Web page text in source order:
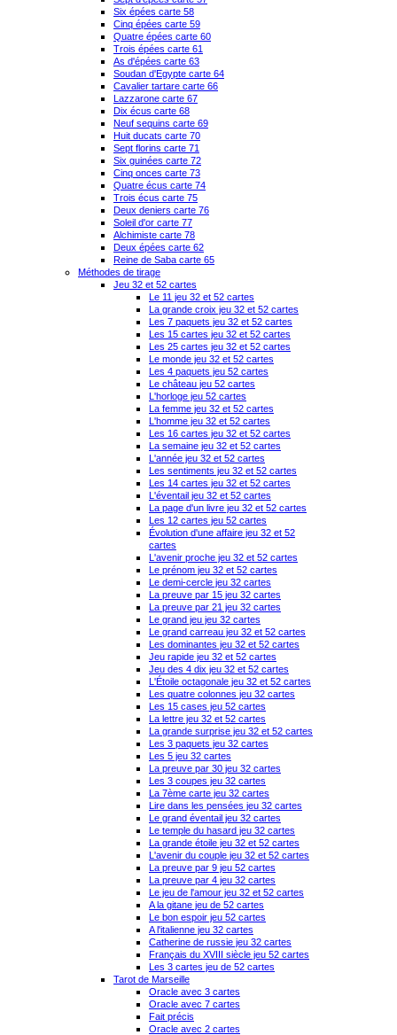
Six épées carte 58
Cinq épées carte 59
Quatre épées carte 60
Trois épées carte 61
As d'épées carte 63
Soudan d'Egypte carte 64
Cavalier tartare carte 66
Lazzarone carte 67
Dix écus carte 68
Neuf sequins carte 69
Huit ducats carte 70
Sept florins carte 71
Six guinées carte 72
Cinq onces carte 73
Quatre écus carte 74
Trois écus carte 75
Deux deniers carte 76
Soleil d'or carte 77
Alchimiste carte 78
Deux épées carte 62
Reine de Saba carte 65
Méthodes de tirage
Jeu 32 et 52 cartes
Le 11 jeu 32 et 52 cartes
La grande croix jeu 32 et 52 cartes
Les 7 paquets jeu 32 et 52 cartes
Les 15 cartes jeu 32 et 52 cartes
Les 25 cartes jeu 32 et 52 cartes
Le monde jeu 32 et 52 cartes
Les 4 paquets jeu 52 cartes
Le château jeu 52 cartes
L'horloge jeu 52 cartes
La femme jeu 32 et 52 cartes
L'homme jeu 32 et 52 cartes
Les 16 cartes jeu 32 et 52 cartes
La semaine jeu 32 et 52 cartes
L'année jeu 32 et 52 cartes
Les sentiments jeu 32 et 52 cartes
Les 14 cartes jeu 32 et 52 cartes
L'éventail jeu 32 et 52 cartes
La page d'un livre jeu 32 et 52 cartes
Les 12 cartes jeu 52 cartes
Évolution d'une affaire jeu 32 et 52
cartes
L'avenir proche jeu 32 et 52 cartes
Le prénom jeu 32 et 52 cartes
Le demi-cercle jeu 32 cartes
La preuve par 15 jeu 32 cartes
La preuve par 21 jeu 32 cartes
Le grand jeu jeu 32 cartes
Le grand carreau jeu 32 et 52 cartes
Les dominantes jeu 32 et 52 cartes
Jeu rapide jeu 32 et 52 cartes
Jeu des 4 dix jeu 32 et 52 cartes
L'Étoile octagonale jeu 32 et 52 cartes
Les quatre colonnes jeu 32 cartes
Les 15 cases jeu 52 cartes
La lettre jeu 32 et 52 cartes
La grande surprise jeu 32 et 52 cartes
Les 3 paquets jeu 32 cartes
Les 5 jeu 32 cartes
La preuve par 30 jeu 32 cartes
Les 3 coupes jeu 32 cartes
La 7ème carte jeu 32 cartes
Lire dans les pensées jeu 32 cartes
Le grand éventail jeu 32 cartes
Le temple du hasard jeu 32 cartes
La grande étoile jeu 32 et 52 cartes
L'avenir du couple jeu 32 et 52 cartes
La preuve par 9 jeu 52 cartes
La preuve par 4 jeu 32 cartes
Le jeu de l'amour jeu 32 et 52 cartes
A la gitane jeu de 52 cartes
Le bon espoir jeu 52 cartes
A l'italienne jeu 32 cartes
Catherine de russie jeu 32 cartes
Français du XVIII siècle jeu 52 cartes
Les 3 cartes jeu de 52 cartes
Tarot de Marseille
Oracle avec 3 cartes
Oracle avec 7 cartes
Fait précis
Oracle avec 2 cartes